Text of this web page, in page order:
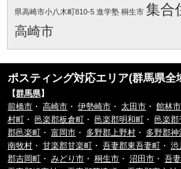
県高崎市小八木町810-5 進学塾 桐生市 集合
高崎市
ポスティング対応エリア(群馬県全
【群馬県】
前橋市 ・高崎市 ・伊勢崎市 ・太田市 ・館林市
村町 ・邑楽郡板倉町 ・邑楽郡明和町 ・邑楽郡
郡邑楽町 ・富岡市 ・ 多野郡上野村 ・ 多野郡神
南牧村 ・甘楽郡甘楽町 ・吾妻郡東吾妻町 ・渋
郡吉岡町 ・みどり市 ・桐生市 ・沼田市 ・吾